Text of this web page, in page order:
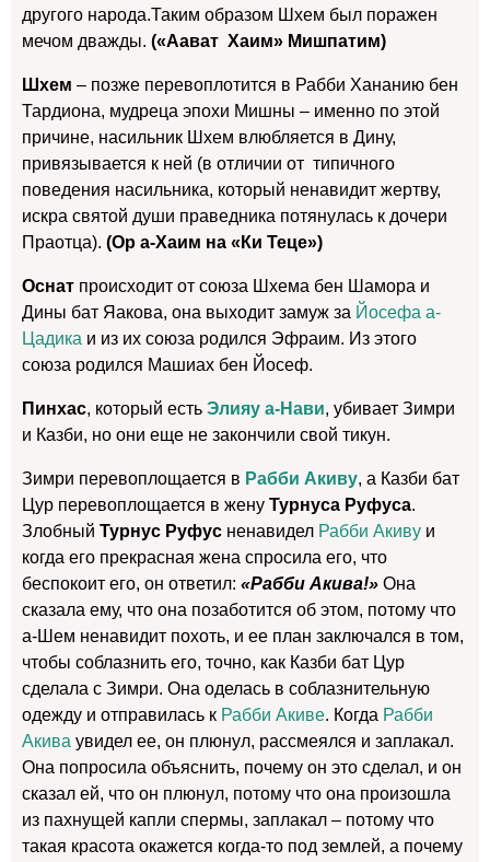
другого народа.Таким образом Шхем был поражен
мечом дважды. («Аават Хаим» Мишпатим)
Шхем – позже перевоплотится в Рабби Хананию бен
Тардиона, мудреца эпохи Мишны – именно по этой
причине, насильник Шхем влюбляется в Дину,
привязывается к ней (в отличии от типичного
поведения насильника, который ненавидит жертву,
искра святой души праведника потянулась к дочери
Праотца). (Ор а-Хаим на «Ки Теце»)
Оснат происходит от союза Шхема бен Шамора и
Дины бат Яакова, она выходит замуж за Йосефа а-
Цадика и из их союза родился Эфраим. Из этого
союза родился Машиах бен Йосеф.
Пинхас, который есть Элияу а-Нави, убивает Зимри
и Казби, но они еще не закончили свой тикун.
Зимри перевоплощается в Рабби Акиву, а Казби бат
Цур перевоплощается в жену Турнуса Руфуса.
Злобный Турнус Руфус ненавидел Рабби Акиву и
когда его прекрасная жена спросила его, что
беспокоит его, он ответил: «Рабби Акива!» Она
сказала ему, что она позаботится об этом, потому что
а-Шем ненавидит похоть, и ее план заключался в том,
чтобы соблазнить его, точно, как Казби бат Цур
сделала с Зимри. Она оделась в соблазнительную
одежду и отправилась к Рабби Акиве. Когда Рабби
Акива увидел ее, он плюнул, рассмеялся и заплакал.
Она попросила объяснить, почему он это сделал, и он
сказал ей, что он плюнул, потому что она произошла
из пахнущей капли спермы, заплакал – потому что
такая красота окажется когда-то под землей, а почему